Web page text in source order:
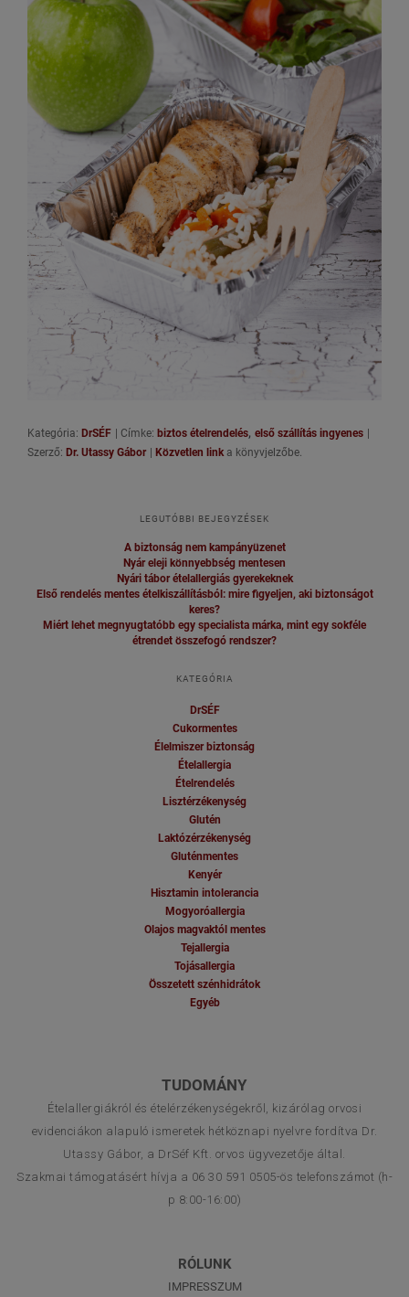
Kategória: DrSÉF Címke: biztos ételrendelés, első szállítás ingyenes
Szerző: Dr. Utassy Gábor Közvetlen linka könyvjelzőbe.
LEGUTÓBBI BEJEGYZÉSEK
A biztonság nem kampányüzenet
Nyár eleji könnyebbség mentesen
Nyári tábor ételallergiás gyerekeknek
Első rendelés mentes ételkiszállításból: mire figyeljen, aki biztonságot
keres?
Miért lehet megnyugtatóbb egy specialista márka, mint egy sokféle
étrendet összefogó rendszer?
KATEGÓRIA
DrSÉF
Cukormentes
Élelmiszer biztonság
Ételallergia
Ételrendelés
Lisztérzékenység
Glutén
Laktózérzékenység
Gluténmentes
Kenyér
Hisztamin intolerancia
Mogyoróallergia
Olajos magvaktól mentes
Tejallergia
Tojásallergia
Összetett szénhidrátok
Egyéb
TUDOMÁNY
Ételallergiákról és ételérzékenységekről, kizárólag orvosi
evidenciákon alapuló ismeretek hétköznapi nyelvre fordítva Dr.
Utassy Gábor, a DrSéf Kft. orvos ügyvezetője által.
Szakmai támogatásért hívja a 06 30 591 0505-ös telefonszámot (h-
p 8:00-16:00)
RÓLUNK
IMPRESSZUM